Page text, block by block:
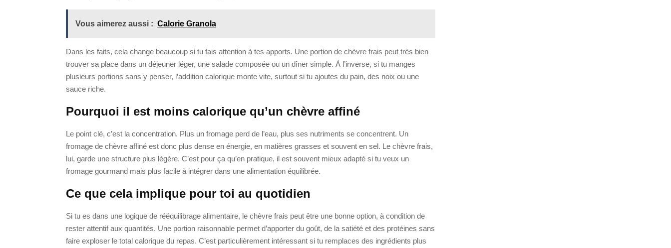
Vous aimerez aussi : Calorie Granola
Dans les faits, cela change beaucoup si tu fais attention à tes apports. Une portion de chèvre frais peut très bien
trouver sa place dans un déjeuner léger, une salade composée ou un dîner simple. À l’inverse, si tu manges
plusieurs portions sans y penser, l’addition calorique monte vite, surtout si tu ajoutes du pain, des noix ou une
sauce riche.
Pourquoi il est moins calorique qu’un chèvre affiné
Le point clé, c’est la concentration. Plus un fromage perd de l’eau, plus ses nutriments se concentrent. Un
fromage de chèvre affiné est donc plus dense en énergie, en matières grasses et souvent en sel. Le chèvre frais,
lui, garde une structure plus légère. C’est pour ça qu’en pratique, il est souvent mieux adapté si tu veux un
fromage gourmand mais plus facile à intégrer dans une alimentation équilibrée.
Ce que cela implique pour toi au quotidien
Si tu es dans une logique de rééquilibrage alimentaire, le chèvre frais peut être une bonne option, à condition de
rester attentif aux quantités. Une portion raisonnable permet d’apporter du goût, de la satiété et des protéines sans
faire exploser le total calorique du repas. C’est particulièrement intéressant si tu remplaces des ingrédients plus